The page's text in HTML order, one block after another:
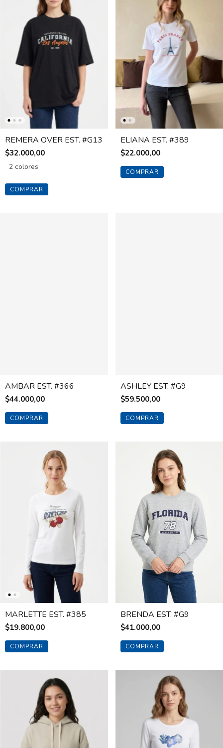
REMERA OVER EST. #G13
$32.000,00
2 colores
COMPRAR
ELIANA EST. #389
$22.000,00
COMPRAR
AMBAR EST. #366
$44.000,00
COMPRAR
ASHLEY EST. #G9
$59.500,00
COMPRAR
MARLETTE EST. #385
$19.800,00
COMPRAR
BRENDA EST. #G9
$41.000,00
COMPRAR